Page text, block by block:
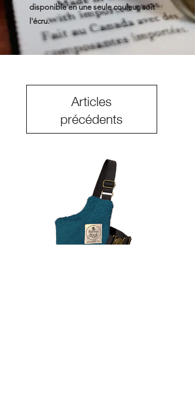
disponible en une seule couleur, soit
l'écru.
Articles
précédents